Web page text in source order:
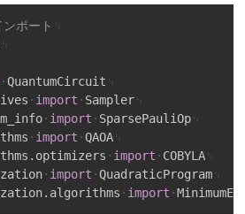
ポート
QuantumCircuit
import
Sampler
import
SparsePauliOp
import QAOA
. optimizers import
COBYLA
import QuadraticProgram
. algorithms import